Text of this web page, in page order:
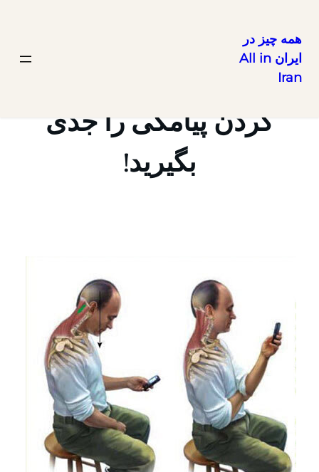
رفتن
همه چیز در
ایران All in
Iran
گردن پیامکی را جدی
بگیرید!